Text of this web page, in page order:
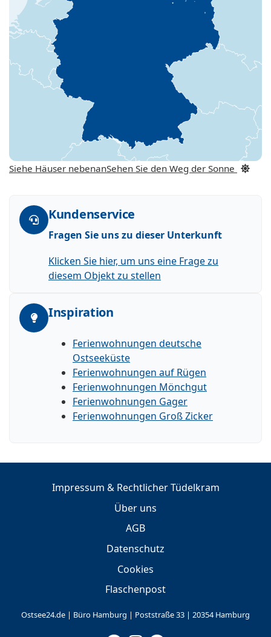
Siehe Häuser nebenanSehen Sie den Weg der Sonne
Kundenservice
Fragen Sie uns zu dieser Unterkunft
Klicken Sie hier, um uns eine Frage zu
diesem Objekt zu stellen
Inspiration
Ferienwohnungen deutsche
Ostseeküste
Ferienwohnungen auf Rügen
Ferienwohnungen Mönchgut
Ferienwohnungen Gager
Ferienwohnungen Groß Zicker
Impressum & Rechtlicher Tüdelkram
Über uns
AGB
Datenschutz
Cookies
Flaschenpost
Ostsee24.de | Büro Hamburg | Poststraße 33 | 20354 Hamburg